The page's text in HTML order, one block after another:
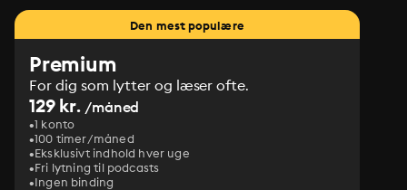
Den mest populære
Premium
For dig som lytter og læser ofte.
129 kr. /måned
1 konto
100 timer/måned
Eksklusivt indhold hver uge
Fri lytning til podcasts
Ingen binding